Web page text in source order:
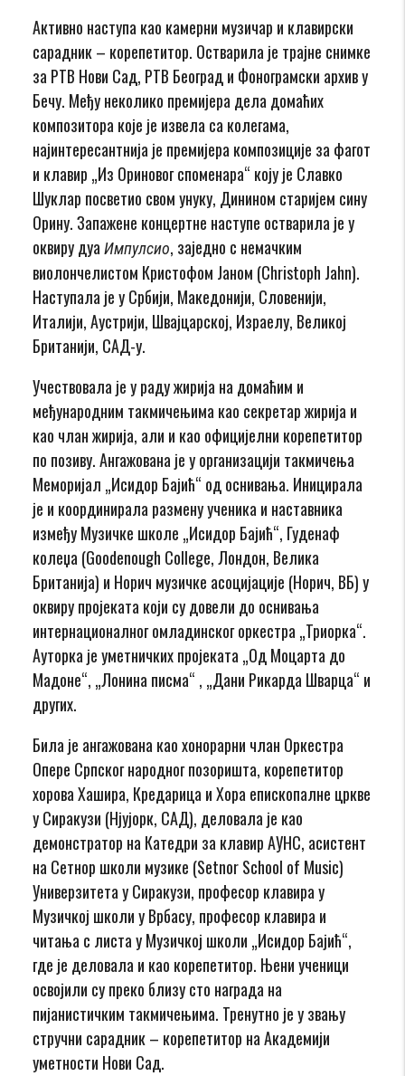
Активно наступа као камерни музичар и клавирски
сарадник – корепетитор. Остварила је трајне снимке
за РТВ Нови Сад, РТВ Београд и Фонограмски архив у
Бечу. Међу неколико премијера дела домаћих
композитора које је извела са колегама,
најинтересантнија је премијера композиције за фагот
и клавир „Из Ориновог споменара“ коју је Славко
Шуклар посветио свом унуку, Динином старијем сину
Орину. Запажене концертне наступе остварила је у
оквиру дуаИмпулсио, заједно с немачким
виолончелистом Кристофом Јаном (Christoph Jahn).
Наступала је у Србији, Македонији, Словенији,
Италији, Аустрији, Швајцарској, Израелу, Великој
Британији, САД-у.
Учествовала је у раду жирија на домаћим и
међународним такмичењима као секретар жирија и
као члан жирија, али и као официјелни корепетитор
по позиву. Ангажована је у организацији такмичења
Меморијал „Исидор Бајић“ од оснивања. Иницирала
је и координирала размену ученика и наставника
између Музичке школе „Исидор Бајић“, Гуденаф
колеџа (Goodenough College, Лондон, Велика
Британија) и Норич музичке асоцијације (Норич, ВБ) у
оквиру пројеката који су довели до оснивања
интернационалног омладинског оркестра „Триорка“.
Ауторка је уметничких пројеката „Од Моцарта до
Мадоне“, „Лонина писма“ , „Дани Рикарда Шварца“ и
других.
Била је ангажована као хонорарни члан Оркестра
Опере Српског народног позоришта, корепетитор
хорова Хашира, Кредарица и Хора епископалне цркве
у Сиракузи (Нјујорк, САД), деловала је као
демонстратор на Катедри за клавир АУНС, асистент
на Сетнор школи музике (Setnor School of Music)
Универзитета у Сиракузи, професор клавира у
Музичкој школи у Врбасу, професор клавира и
читања с листа у Музичкој школи „Исидор Бајић“,
где је деловала и као корепетитор. Њени ученици
освојили су преко близу сто награда на
пијанистичким такмичењима. Тренутно је у звању
стручни сарадник – корепетитор на Академији
уметности Нови Сад.